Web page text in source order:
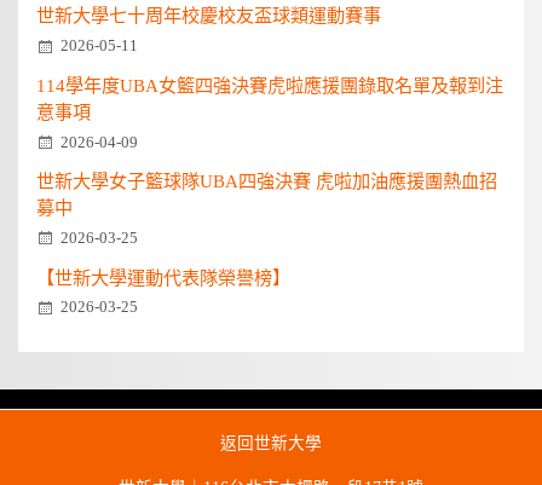
世新大學七十周年校慶校友盃球類運動賽事
2026-05-11
114學年度UBA女籃四強決賽虎啦應援團錄取名單及報到注
意事項
2026-04-09
世新大學女子籃球隊UBA四強決賽 虎啦加油應援團熱血招
募中
2026-03-25
【世新大學運動代表隊榮譽榜】
2026-03-25
返回世新大學